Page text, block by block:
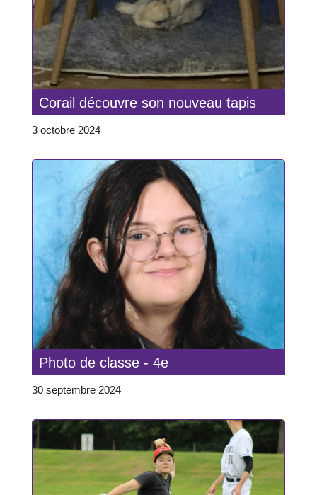
Corail découvre son nouveau tapis
3 octobre 2024
Photo de classe - 4e
30 septembre 2024